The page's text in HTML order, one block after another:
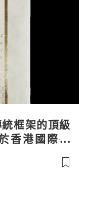
框架的頂級
香港國際茶